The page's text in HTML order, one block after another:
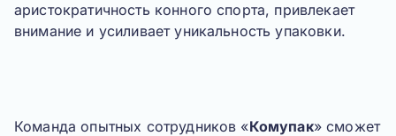
аристократичность конного спорта, привлекает
внимание и усиливает уникальность упаковки.
Команда опытных сотрудников «Комупак» сможет